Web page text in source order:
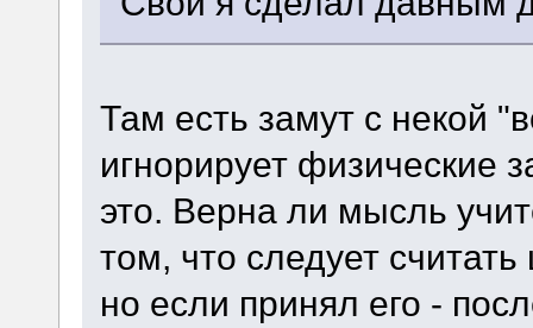
Там есть замут с некой
игнорирует физические
это. Верна ли мысль
том, что следует
но если принял его -